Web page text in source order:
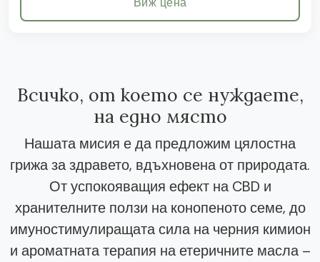
Всичко, от което се нуждаете,
на едно място
Нашата мисия е да предложим цялостна
грижа за здравето, вдъхновена от природата.
От успокояващия ефект на CBD и
хранителните ползи на конопеното семе, до
имуностимулиращата сила на черния кимион
и ароматната терапия на етеричните масла –